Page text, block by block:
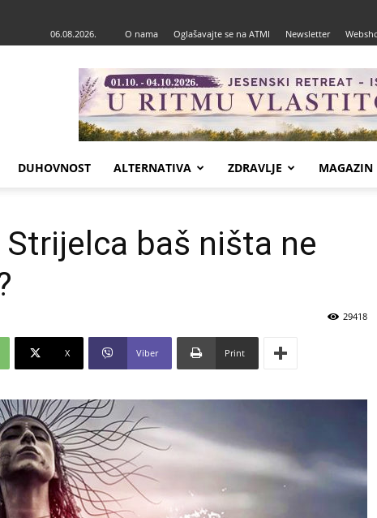
06.08.2026. O nama Oglašavajte se na ATMI Newsletter
DUHOVNOST ALTERNATIVA ZDRAVLJE MAGAZIN
baš ništa ne
29418
X Viber Print